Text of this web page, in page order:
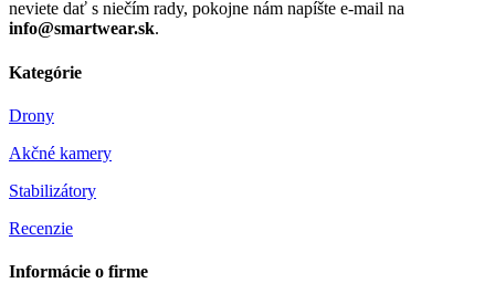
neviete dať s niečím rady, pokojne nám napíšte e-mail na
info@smartwear.sk.
Kategórie
Drony
Akčné kamery
Stabilizátory
Recenzie
Informácie o firme